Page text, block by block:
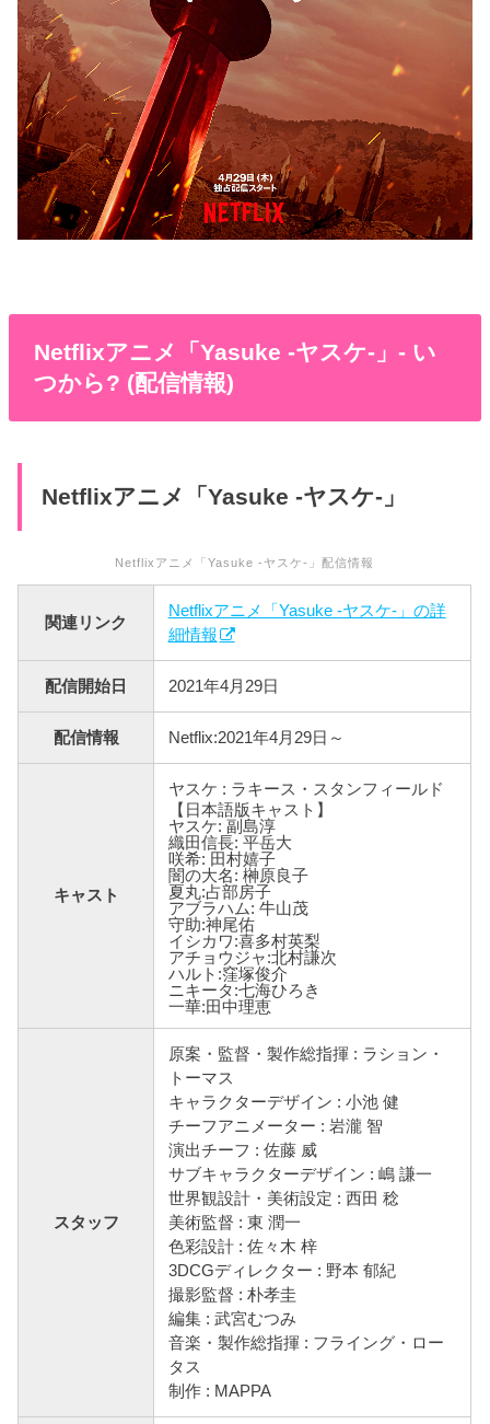
Netflixアニメ「Yasuke -ヤスケ-」- い
つから? (配信情報)
Netflixアニメ「Yasuke -ヤスケ-」
Netflixアニメ「Yasuke -ヤスケ-」配信情報
関連リンク
Netflixアニメ「Yasuke -ヤスケ-」の詳
細情報
配信開始日 2021年4月29日
配信情報 Netflix:2021年4月29日～
キャスト
ヤスケ : ラキース・スタンフィールド
【日本語版キャスト】
ヤスケ: 副島淳
織田信長: 平岳大
咲希: 田村嬉子
闇の大名: 榊原良子
夏丸:占部房子
アブラハム: 牛山茂
守助:神尾佑
イシカワ:喜多村英梨
アチョウジャ:北村謙次
ハルト:窪塚俊介
ニキータ:七海ひろき
一華:田中理恵
スタッフ
原案・監督・製作総指揮 : ラション・
トーマス
キャラクターデザイン : 小池 健
チーフアニメーター : 岩瀧 智
演出チーフ : 佐藤 威
サブキャラクターデザイン : 嶋 謙一
世界観設計・美術設定 : 西田 稔
美術監督 : 東 潤一
色彩設計 : 佐々木 梓
3DCGディレクター : 野本 郁紀
撮影監督 : 朴孝圭
編集 : 武宮むつみ
音楽・製作総指揮 : フライング・ロー
タス
制作 : MAPPA